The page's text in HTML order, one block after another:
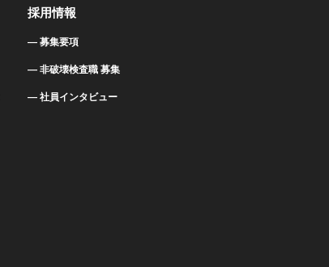
採用情報
募集要項
非破壊検査職 募集
社員インタビュー